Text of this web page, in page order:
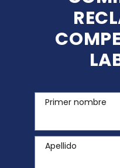
Primer nombre
Apellido